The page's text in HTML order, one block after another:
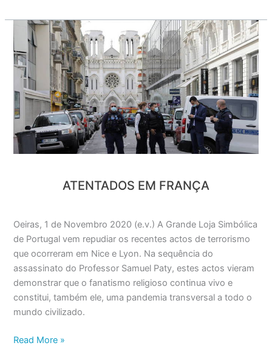
ATENTADOS EM FRANÇA
Oeiras, 1 de Novembro 2020 (e.v.) A Grande Loja Simbólica
de Portugal vem repudiar os recentes actos de terrorismo
que ocorreram em Nice e Lyon. Na sequência do
assassinato do Professor Samuel Paty, estes actos vieram
demonstrar que o fanatismo religioso continua vivo e
constitui, também ele, uma pandemia transversal a todo o
mundo civilizado.
Atentados
em
França
Read More »